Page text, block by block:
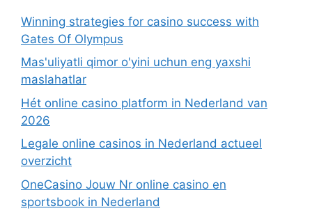
Winning strategies for casino success with
Gates Of Olympus
Mas'uliyatli qimor o'yini uchun eng yaxshi
maslahatlar
Hét online casino platform in Nederland van
2026
Legale online casinos in Nederland actueel
overzicht
OneCasino Jouw Nr online casino en
sportsbook in Nederland